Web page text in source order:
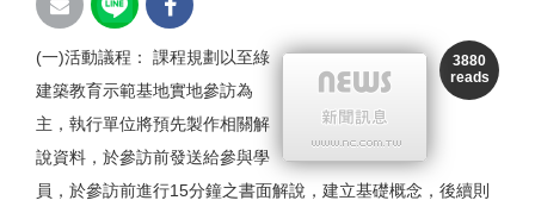
3880
reads
(一)活動議程： 課程規劃以至綠
建築教育示範基地實地參訪為
主，執行單位將預先製作相關解
說資料，於參訪前發送給參與學
員，於參訪前進行15分鐘之書面解說，建立基礎概念，後續則